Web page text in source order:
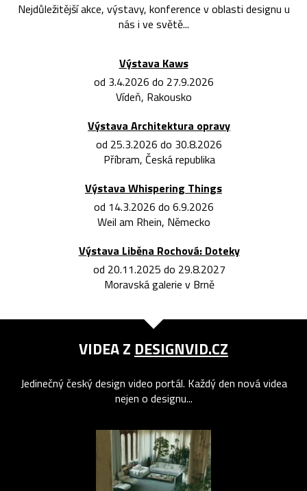
Nejdůležitější akce, výstavy, konference v oblasti designu u
nás i ve světě...
Výstava Kaws
od 3.4.2026 do 27.9.2026
Vídeň, Rakousko
Výstava Architektura opravy
od 25.3.2026 do 30.8.2026
Příbram, Česká republika
Výstava Whispering Things
od 14.3.2026 do 6.9.2026
Weil am Rhein, Německo
Výstava Liběna Rochová: Doteky
od 20.11.2025 do 29.8.2027
Moravská galerie v Brně
VIDEA Z DESIGNVID.CZ
Jedinečný český design video portál. Každý den nová videa
nejen o designu...